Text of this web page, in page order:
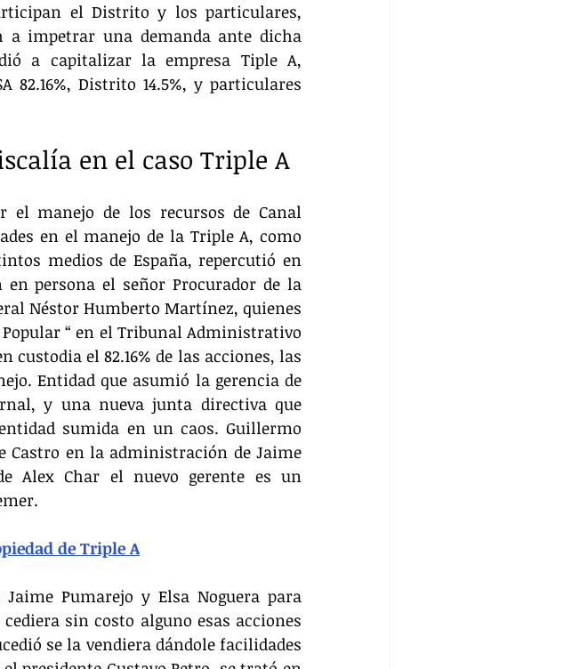
el Distrito y los particulares,
a impetrar una demanda ante dicha
a capitalizar la empresa Tiple A,
82.16%, Distrito 14.5%, y particulares
en el caso Triple A
el manejo de los recursos de Canal
en el manejo de la Triple A, como
medios de España, repercutió en
persona el señor Procurador de la
Néstor Humberto Martínez, quienes
“ en el Tribunal Administrativo
custodia el 82.16% de las acciones, las
Entidad que asumió la gerencia de
y una nueva junta directiva que
sumida en un caos. Guillermo
Castro en la administración de Jaime
Alex Char el nuevo gerente es un
de Triple A
Pumarejo y Elsa Noguera para
sin costo alguno esas acciones
se la vendiera dándole facilidades